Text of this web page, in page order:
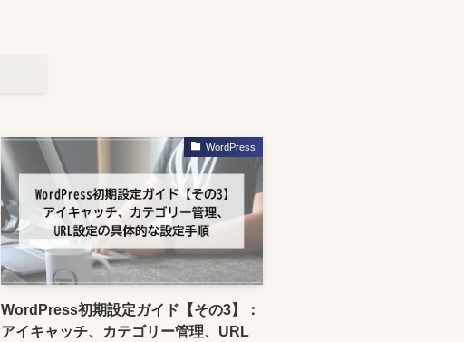
WordPress
WordPress初期設定ガイド【その3】：
アイキャッチ、カテゴリー管理、URL